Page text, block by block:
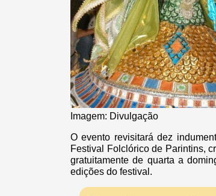
Imagem: Divulgação
O evento revisitará dez
Festival Folclórico de Parintins,
gratuitamente de quarta a
edições do festival.